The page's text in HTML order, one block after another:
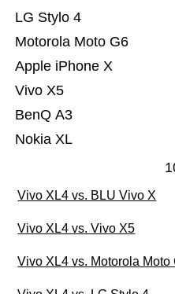
Nokia XL
BenQ A3
Vivo X5
Apple iPhone X
Motorola Moto G6
LG Stylo 4
Vivo XL4 vs. BLU Vivo X
Vivo XL4 vs. Vivo X5
Vivo XL4 vs. Motorola Moto